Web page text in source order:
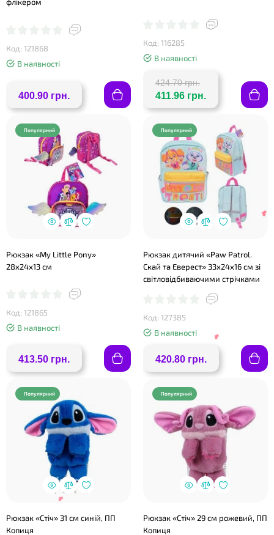
Код: 121868
В наявності
400.90 грн.
Код: 116285
В наявності
424.70 грн.
411.96 грн.
Популярний
Рюкзак «My Little Pony»
28х24х13 см
Код: 121865
В наявності
413.50 грн.
Популярний
Рюкзак дитячий «Paw Patrol.
Скай та Еверест» 33х24х16 см зі
світловідбиваючими стрічками
Код: 127385
В наявності
420.80 грн.
Популярний
Рюкзак «Стіч» 31 см синій, ПП
Копиця
Популярний
Рюкзак «Стіч» 29 см рожевий, ПП
Копиця
❤
❤